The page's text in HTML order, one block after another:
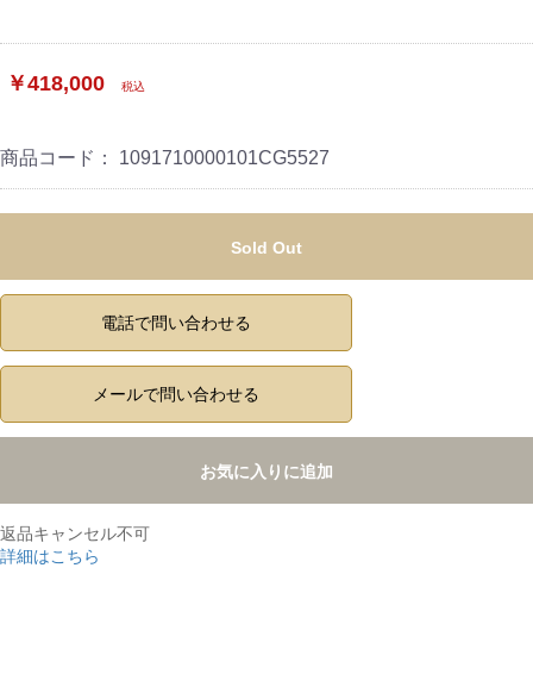
￥418,000 税込
商品コード： 1091710000101CG5527
Sold Out
電話で問い合わせる
メールで問い合わせる
お気に入りに追加
返品キャンセル不可
詳細はこちら